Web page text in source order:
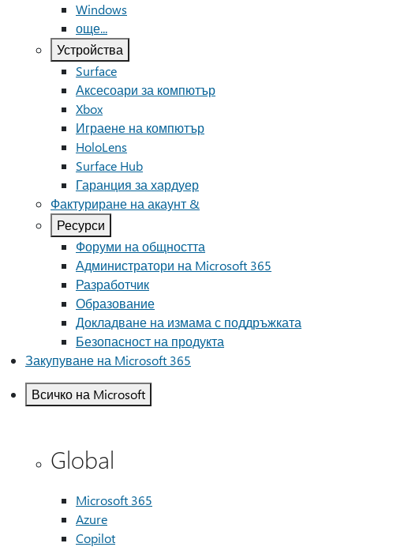
Windows
още...
Устройства
Surface
Аксесоари за компютър
Xbox
Играене на компютър
HoloLens
Surface Hub
Гаранция за хардуер
Фактуриране на акаунт &
Ресурси
Форуми на общността
Администратори на Microsoft 365
Разработчик
Образование
Докладване на измама с поддръжката
Безопасност на продукта
Закупуване на Microsoft 365
Всичко на Microsoft
Global
Microsoft 365
Azure
Copilot